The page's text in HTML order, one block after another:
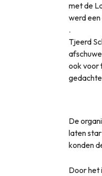
met de
werd
.
Tjeerd
ook voor
De
laten
konden
Door het